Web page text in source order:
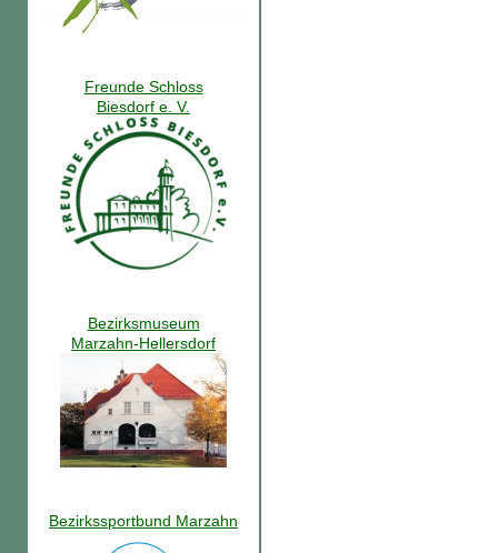
Freunde Schloss
Biesdorf e. V.
Bezirksmuseum
Marzahn-Hellersdorf
Bezirkssportbund Marzahn